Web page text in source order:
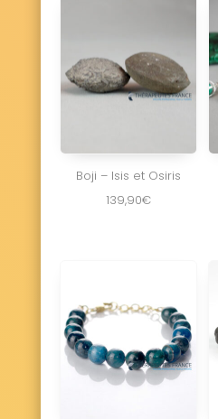
Boji – Isis et Osiris
139,90€